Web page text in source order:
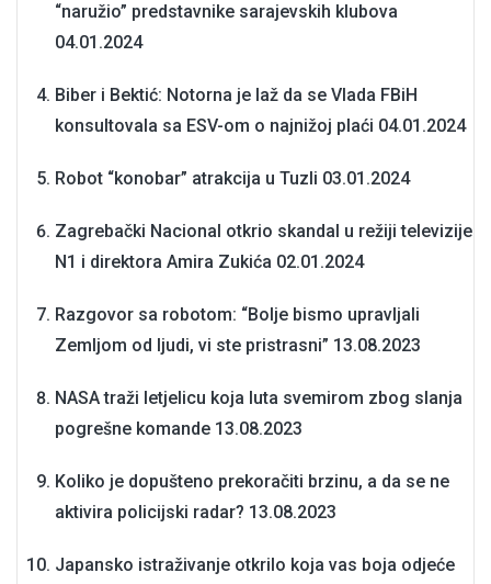
“naružio” predstavnike sarajevskih klubova
04.01.2024
Biber i Bektić: Notorna je laž da se Vlada FBiH
konsultovala sa ESV-om o najnižoj plaći 04.01.2024
Robot “konobar” atrakcija u Tuzli 03.01.2024
Zagrebački Nacional otkrio skandal u režiji televizije
N1 i direktora Amira Zukića 02.01.2024
Razgovor sa robotom: “Bolje bismo upravljali
Zemljom od ljudi, vi ste pristrasni” 13.08.2023
NASA traži letjelicu koja luta svemirom zbog slanja
pogrešne komande 13.08.2023
Koliko je dopušteno prekoračiti brzinu, a da se ne
aktivira policijski radar? 13.08.2023
Japansko istraživanje otkrilo koja vas boja odjeće